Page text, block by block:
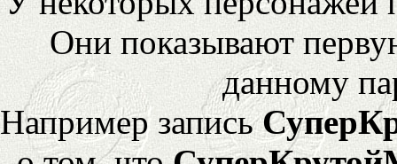
Они показывают
данному
Например запись